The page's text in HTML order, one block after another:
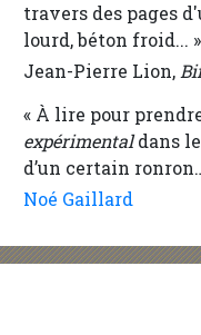
travers des pages
lourd, béton froid... »
Jean-Pierre Lion,
« À lire pour
expérimentaldans
d’un certain
Noé Gaillard